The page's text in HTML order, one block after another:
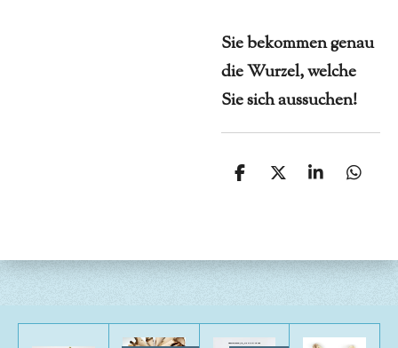
Sie bekommen genau
die Wurzel, welche
Sie sich aussuchen!
T
n
T
n
T
n
T
n